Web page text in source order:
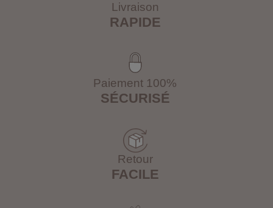
Livraison
RAPIDE
Paiement 100%
SÉCURISÉ
Retour
FACILE